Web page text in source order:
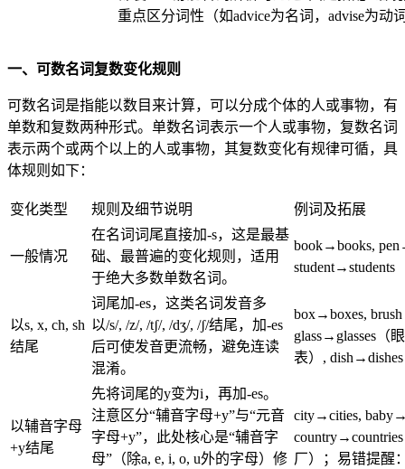
重点区分词性（如advice为名词，advise为动
一、可数名词复数变化规则
可数名词是指能以数目来计算，可以分成个体的人或事物，有
单数和复数两种形式。单数名词表示一个人或事物，复数名词
表示两个或两个以上的人或事物，其复数变化有规律可循，具
体规则如下：
变化类型 规则及细节说明 例词及拓展
一般情况
在名词词尾直接加-s，这是最基
础、最普遍的变化规则，适用
于绝大多数单数名词。
book→books,
以s, x, ch, sh
结尾
词尾加-es，这类名词发音多
以/s/, /z/, /tʃ/, /dʒ/, /ʃ/结尾，加-es
后可使发音更流畅，避免连读
混淆。
box→boxes,
glass→glasses（
表）,
以辅音字母
+y结尾
先将词尾的y变为i，再加-es。
注意区分“辅音字母+y”与“元音
字母+y”，此处核心是“辅音字
母”（除a, e, i, o, u外的字母）修
city→cities,
厂）；易错提醒